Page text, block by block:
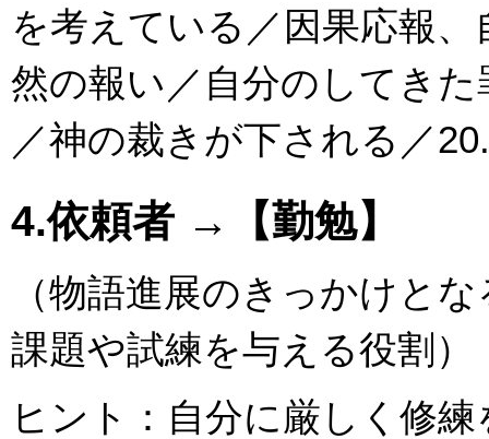
を考えている／因果応報
然の報い／自分のしてき
／神の裁きが下される／
4.依頼者 →【勤勉】
（物語進展のきっかけと
課題や試練を与える役割）
ヒント：自分に厳しく修